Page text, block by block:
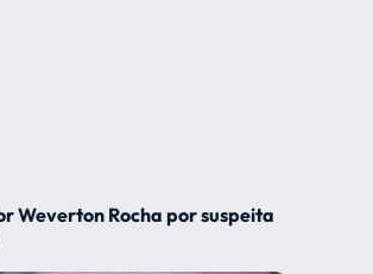
Weverton Rocha por suspeita